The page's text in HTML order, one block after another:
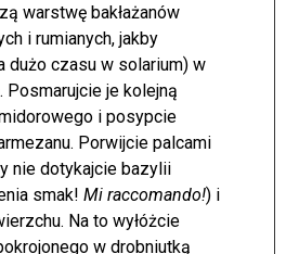
warstwę bakłażanów
i rumianych, jakby
dużo czasu w solarium) w
Posmarujcie je kolejną
i posypcie
Porwijcie palcami
nie dotykajcie bazylii
smak! Mi raccomando!) i
Na to wyłóżcie
w drobniutką